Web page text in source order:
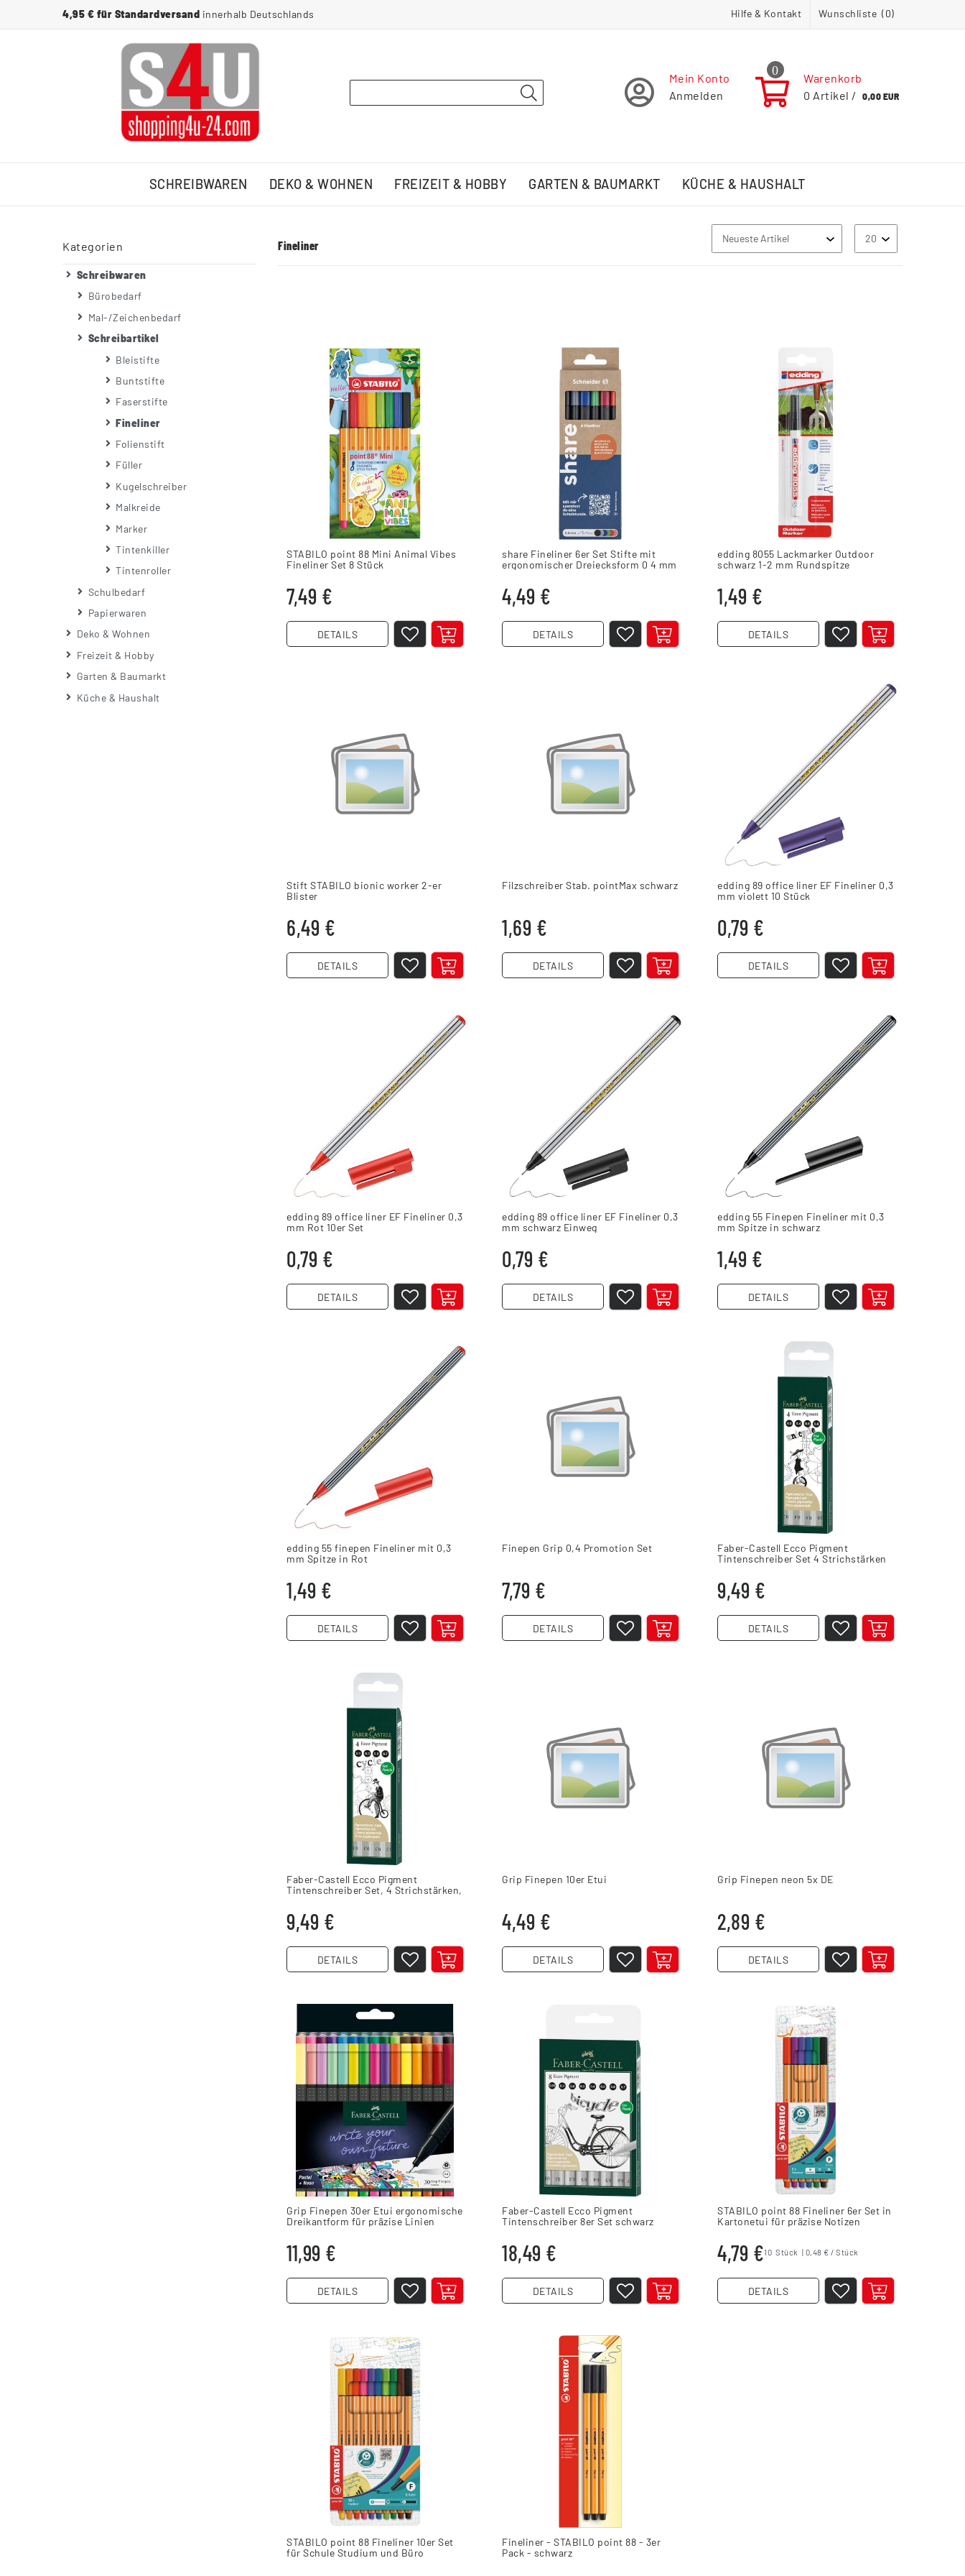
4,95 € für Standardversand innerhalb Deutschlands Hilfe & Kontakt Wunschliste (0)
Mein Konto
Anmelden
0
Warenkorb
0 Artikel / 0,00 EUR
SCHREIBWAREN DEKO & WOHNEN FREIZEIT & HOBBY GARTEN & BAUMARKT KÜCHE & HAUSHALT
Kategorien
Schreibwaren
Bürobedarf
Mal-/Zeichenbedarf
Schreibartikel
Bleistifte
Buntstifte
Faserstifte
Fineliner
Folienstift
Füller
Kugelschreiber
Malkreide
Marker
Tintenkiller
Tintenroller
Schulbedarf
Papierwaren
Deko & Wohnen
Freizeit & Hobby
Garten & Baumarkt
Küche & Haushalt
Fineliner
STABILO point 88 Mini Animal Vibes
Fineliner Set 8 Stück
7,49 €
DETAILS
share Fineliner 6er Set Stifte mit
ergonomischer Dreiecksform 0 4 mm
4,49 €
DETAILS
edding 8055 Lackmarker Outdoor
schwarz 1-2 mm Rundspitze
1,49 €
DETAILS
Stift STABILO bionic worker 2-er
Blister
6,49 €
DETAILS
Filzschreiber Stab. pointMax schwarz
1,69 €
DETAILS
edding 89 office liner EF Fineliner 0,3
mm violett 10 Stück
0,79 €
DETAILS
edding 89 office liner EF Fineliner 0,3
mm Rot 10er Set
0,79 €
DETAILS
edding 89 office liner EF Fineliner 0,3
mm schwarz Einweg
0,79 €
DETAILS
edding 55 Finepen Fineliner mit 0,3
mm Spitze in schwarz
1,49 €
DETAILS
edding 55 finepen Fineliner mit 0,3
mm Spitze in Rot
1,49 €
DETAILS
Finepen Grip 0,4 Promotion Set
7,79 €
DETAILS
Faber-Castell Ecco Pigment
Tintenschreiber Set 4 Strichstärken
9,49 €
DETAILS
Faber-Castell Ecco Pigment
Tintenschreiber Set, 4 Strichstärken,
9,49 €
DETAILS
Grip Finepen 10er Etui
4,49 €
DETAILS
Grip Finepen neon 5x DE
2,89 €
DETAILS
Grip Finepen 30er Etui ergonomische
Dreikantform für präzise Linien
11,99 €
DETAILS
Faber-Castell Ecco Pigment
Tintenschreiber 8er Set schwarz
18,49 €
DETAILS
STABILO point 88 Fineliner 6er Set in
Kartonetui für präzise Notizen
4,79 €10 Stück | 0,48 € / Stück
DETAILS
STABILO point 88 Fineliner 10er Set
für Schule Studium und Büro
Fineliner - STABILO point 88 - 3er
Pack - schwarz